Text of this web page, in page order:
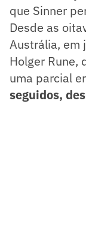
que Sinner
Desde as
Austrália, em
Holger Rune,
uma parcial
seguidos,